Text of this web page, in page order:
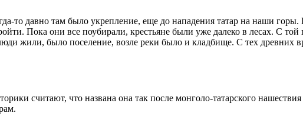
то давно там было укрепление, еще до нападения татар на наши
Пока они все поубирали, крестьяне были уже далеко в лесах. С
жили, было поселение, возле реки было и кладбище. С тех древних
считают, что названа она так после монголо-татарского нашествия